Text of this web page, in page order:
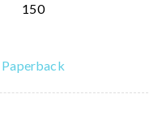
150
Paperback